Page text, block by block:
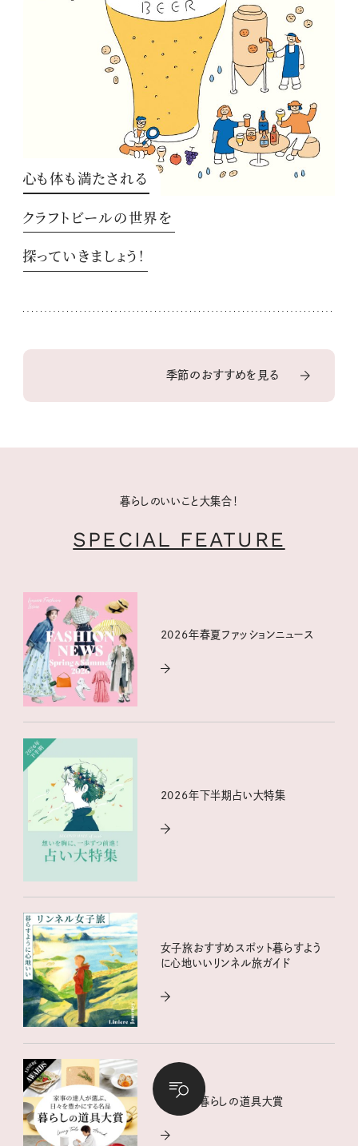
心も体も満たされる
クラフトビールの世界を
探っていきましょう！
季節のおすすめを見る
暮らしのいいこと大集合！
SPECIAL FEATURE
2026年春夏ファッションニュース
2026年下半期占い大特集
女子旅おすすめスポット暮らすよう
に心地いいリンネル旅ガイド
リンネル暮らしの道具大賞